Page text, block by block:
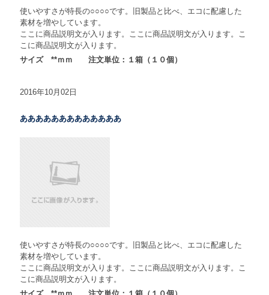
使いやすさが特長の○○○○です。旧製品と比べ、エコに配慮した
素材を増やしています。
ここに商品説明文が入ります。ここに商品説明文が入ります。こ
こに商品説明文が入ります。
サイズ **ｍｍ 注文単位：１箱（１０個）
2016年10月02日
あああああああああああああ
使いやすさが特長の○○○○です。旧製品と比べ、エコに配慮した
素材を増やしています。
ここに商品説明文が入ります。ここに商品説明文が入ります。こ
こに商品説明文が入ります。